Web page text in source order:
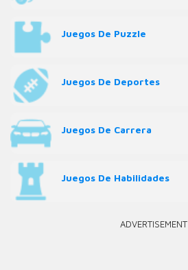
Juegos De Puzzle
Juegos De Deportes
Juegos De Carrera
Juegos De Habilidades
ADVERTISEMENT